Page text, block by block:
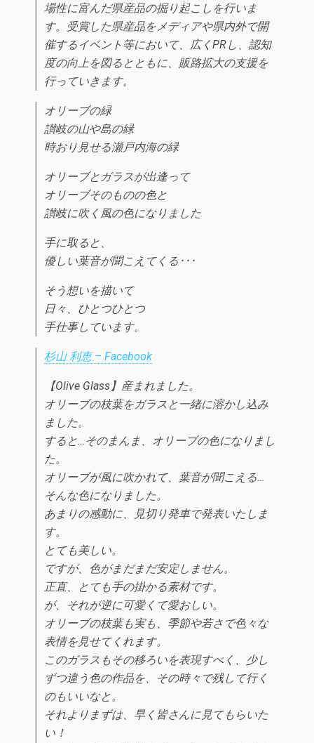
場性に富んだ県産品の掘り起こしを行いま
す。受賞した県産品をメディアや県内外で開
催するイベント等において、広くPRし、認知
度の向上を図るとともに、販路拡大の支援を
行っていきます。
オリーブの緑
讃岐の山や島の緑
時おり見せる瀬戸内海の緑
オリーブとガラスが出逢って
オリーブそのものの色と
讃岐に吹く風の色になりました
手に取ると、
優しい葉音が聞こえてくる･･･
そう想いを描いて
日々、ひとつひとつ
手仕事しています。
杉山 利恵 – Facebook
【Olive Glass】産まれました。
オリーブの枝葉をガラスと一緒に溶かし込み
ました。
すると…そのまんま、オリーブの色になりまし
た。
オリーブが風に吹かれて、葉音が聞こえる…
そんな色になりました。
あまりの感動に、見切り発車で発表いたしま
す。
とても美しい。
ですが、色がまだまだ安定しません。
正直、とても手の掛かる素材です。
が、それが逆に可愛くて愛おしい。
オリーブの枝葉も実も、季節や若さで色々な
表情を見せてくれます。
このガラスもその移ろいを表現すべく、少し
ずつ違う色の作品を、その時々で残して行く
のもいいなと。
それよりまずは、早く皆さんに見てもらいた
い！